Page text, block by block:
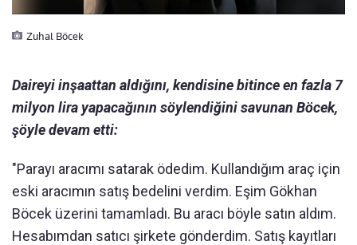
Zuhal Böcek
Daireyi inşaattan aldığını, kendisine bitince en fazla 7
milyon lira yapacağının söylendiğini savunan Böcek,
şöyle devam etti:
"Parayı aracımı satarak ödedim. Kullandığım araç için
eski aracımın satış bedelini verdim. Eşim Gökhan
Böcek üzerini tamamladı. Bu aracı böyle satın aldım.
Hesabımdan satıcı şirkete gönderdim. Satış kayıtları